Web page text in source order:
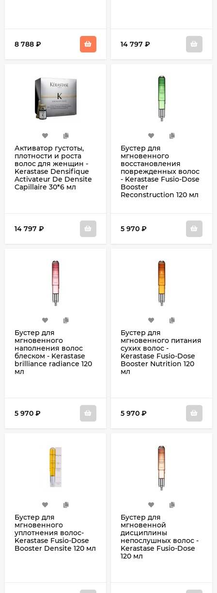
8 788 ₽ 14 797 ₽
Активатор густоты,
плотности и роста
волос для женщин -
Kerastase Densifique
Activateur De Densite
Capillaire 30*6 мл
14 797 ₽
Бустер для
мгновенного
восстановления
поврежденных волос
- Kerastase Fusio-Dose
Booster
Reconstruction 120 мл
5 970 ₽
Бустер для
мгновенного
наполнения волос
блеском - Kerastase
brilliance radiance 120
мл
5 970 ₽
Бустер для
мгновенного питания
сухих волос -
Kerastase Fusio-Dose
Booster Nutrition 120
мл
5 970 ₽
Бустер для
мгновенного
уплотнения волос-
Kerastase Fusio-Dose
Booster Densite 120 мл
Бустер для
мгновенной
дисциплины
непослушных волос -
Kerastase Fusio-Dose
120 мл